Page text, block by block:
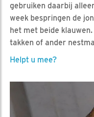
gebruiken daarbij
week bespringen de
het met beide
takken of ander
Helpt u mee?